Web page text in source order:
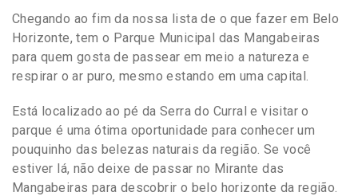
Chegando ao fim da nossa lista de o que fazer em Belo
Horizonte, tem o Parque Municipal das Mangabeiras
para quem gosta de passear em meio a natureza e
respirar o ar puro, mesmo estando em uma capital.
Está localizado ao pé da Serra do Curral e visitar o
parque é uma ótima oportunidade para conhecer um
pouquinho das belezas naturais da região. Se você
estiver lá, não deixe de passar no Mirante das
Mangabeiras para descobrir o belo horizonte da região.